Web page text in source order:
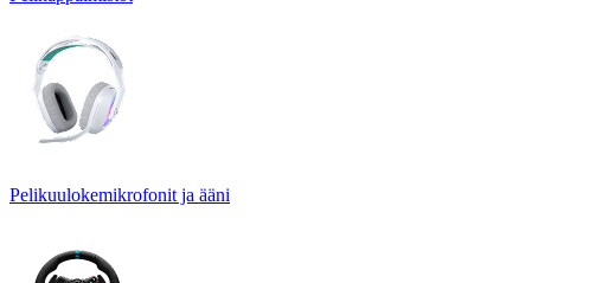
Pelikuulokemikrofonit ja ääni